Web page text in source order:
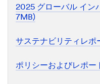
2025 グローバル イン
7MB)
サステナビリティレポ
ポリシーおよびレポー